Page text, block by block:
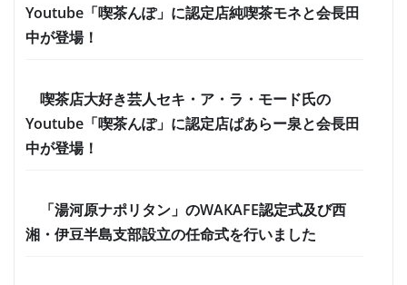
Youtube「喫茶んぽ」に認定店純喫茶モネと会長田
中が登場！
喫茶店大好き芸人セキ・ア・ラ・モード氏の
Youtube「喫茶んぽ」に認定店ぱあらー泉と会長田
中が登場！
「湯河原ナポリタン」のWAKAFE認定式及び西
湘・伊豆半島支部設立の任命式を行いました